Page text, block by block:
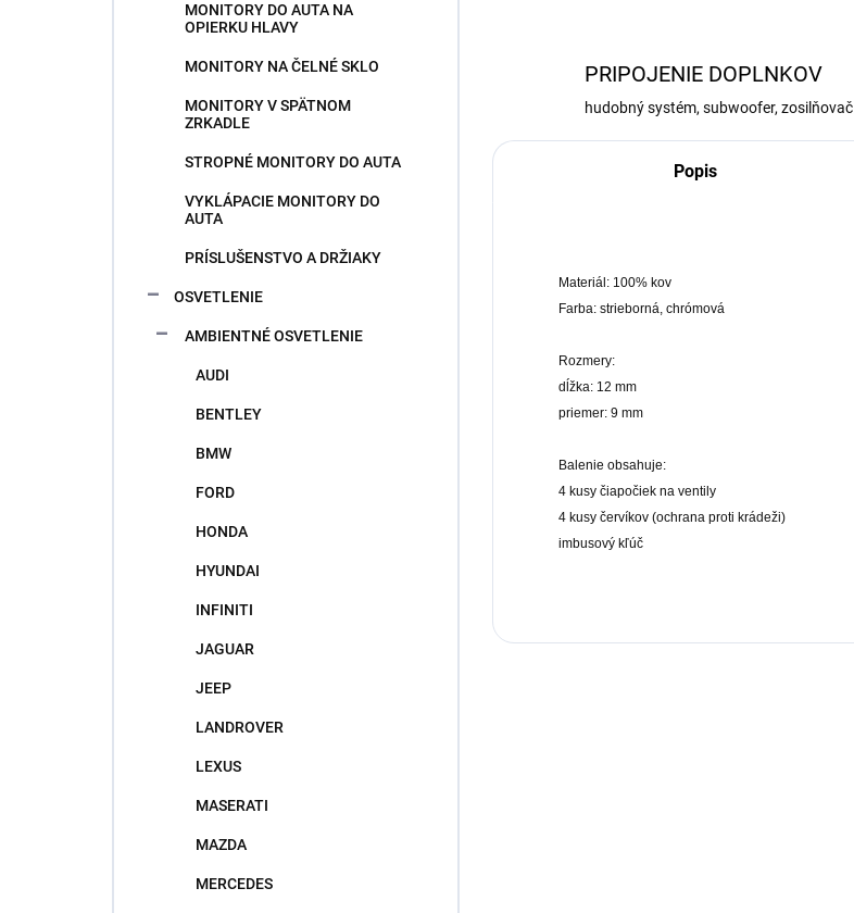
MONITORY DO AUTA NA
OPIERKU HLAVY
MONITORY NA ČELNÉ SKLO
MONITORY V SPÄTNOM
ZRKADLE
STROPNÉ MONITORY DO AUTA
VYKLÁPACIE MONITORY DO
AUTA
PRÍSLUŠENSTVO A DRŽIAKY
OSVETLENIE
AMBIENTNÉ OSVETLENIE
AUDI
BENTLEY
BMW
FORD
HONDA
HYUNDAI
INFINITI
JAGUAR
JEEP
LANDROVER
LEXUS
MASERATI
MAZDA
MERCEDES
PRIPOJENIE DOPLNKOV
hudobný systém, subwoofer, zosilňovač
Popis
Materiál: 100% kov
Farba: strieborná, chrómová
Rozmery:
dĺžka: 12 mm
priemer: 9 mm
Balenie obsahuje:
4 kusy čiapočiek na ventily
4 kusy červíkov (ochrana proti krádeži)
imbusový kľúč